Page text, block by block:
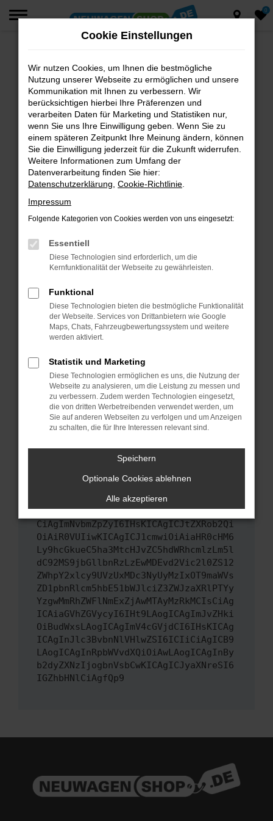
Zum
0
Fehler: Network Error
Beim Laden ist ein Fehler aufgetreten.
Hier sind ein paar Tipps, die dir helfen können:
Überprüfe deine Firewall und deine
Internetverbindung.
Laden andere Webseiten, zum Beispiel deine
Suchmaschine?
Prüfe deine Browsererweiterungen.
Manche Erweiterungen, wie Werbeblocker,
können das Laden bestimmter Seiten
anderen Browser oder in einem privaten
Fenster?
Starte dein Gerät neu.
Probleme zu beheben.
Stelle sicher, dass dein Browser und dein
Betriebssystem auf dem neuesten Stand
sind.
Veraltete Software birgt nicht nur ein
Sicherheitsrisiko, sondern kann auch dazu
führen, dass bestimmte Funktionen nicht mehr
unterstützt werden.
Wende dich an den Webseitenbetreiber.
Wenn du alle oben genannten Schritte versucht
versuchen, das Problem zu beheben. Du kannst
Fehlersuche zu unterstützen:
ewogICJuYW1lIjogIk5ldHdvcmtFcnJvciIs
CiAgImNvbmZpZyI6IHsKICAgICJtZXRob2Qi
OiAiR0VUIiwKICAgICJ1cmwiOiAiaHR0cHM6
Ly9hcGkueC5ha3MtcHJvZC5hdWRhcmlzLm5l
dC92MS9jbGllbnRzLzEwMDEvd2Vic2l0ZS12
ZWhpY2xlcy9UVzUxMDc3NyUyMzIxOT9maWVs
ZD1pbnRlcm5hbE51bWJlciZ3ZWJzaXRlPTYy
YzgwMmRhZWFlNmExZjAwMTAyMzRkMCIsCiAg
ICAiaGVhZGVycyI6IHt9LAogICAgImJvZHki
OiBudWxsLAogICAgImV4cGVjdCI6IHsKICAg
ICAgInJlc3BvbnNlVHlwZSI6ICIiCiAgICB9
LAogICAgInRpbWVvdXQiOiAwLAogICAgInBy
b2dyZXNzIjogbnVsbCwKICAgICJyaXNreSI6
IGZhbHNlCiAgfQp9
Cookie Einstellungen
Wir nutzen Cookies, um Ihnen die bestmögliche
Nutzung unserer Webseite zu ermöglichen und unsere
Kommunikation mit Ihnen zu verbessern. Wir
berücksichtigen hierbei Ihre Präferenzen und
verarbeiten Daten für Marketing und Statistiken nur,
wenn Sie uns Ihre Einwilligung geben. Wenn Sie zu
einem späteren Zeitpunkt Ihre Meinung ändern, können
Sie die Einwilligung jederzeit für die Zukunft widerrufen.
Weitere Informationen zum Umfang der
Datenverarbeitung finden Sie hier:
Datenschutzerklärung Cookie-Richtlinie
Impressum
Folgende Kategorien von Cookies werden von uns eingesetzt:
Essentiell
Diese Technologien sind erforderlich, um die
Kernfunktionalität der Webseite zu gewährleisten.
Funktional
Diese Technologien bieten die bestmögliche Funktionalität
der Webseite. Services von Drittanbietern wie Google
Maps, Chats, Fahrzeugbewertungssystem und weitere
werden aktiviert.
Statistik und Marketing
Diese Technologien ermöglichen es uns, die Nutzung der
Webseite zu analysieren, um die Leistung zu messen und
zu verbessern. Zudem werden Technologien eingesetzt,
die von dritten Werbetreibenden verwendet werden, um
Sie auf anderen Webseiten zu verfolgen und um Anzeigen
zu schalten, die für Ihre Interessen relevant sind.
Speichern
Optionale Cookies ablehnen
Alle akzeptieren